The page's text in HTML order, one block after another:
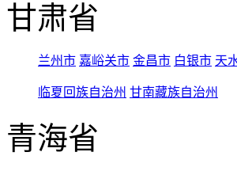
甘肃省
兰州市 嘉峪关市 金昌市 白银市 天
临夏回族自治州 甘南藏族自治州
青海省